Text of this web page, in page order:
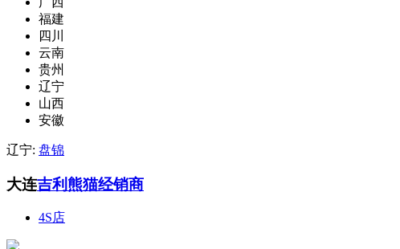
福建
四川
云南
贵州
辽宁
山西
安徽
辽宁: 盘锦
大连吉利熊猫经销商
4S店